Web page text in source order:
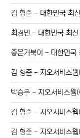
김 형준 - 대한민국 최
최경민 - 대한민국 최
좋은거북이 - 대한민국
김 형준 -지오서비스
박승우 -지오서비스
김 형준 -지오서비스
김 형준 -지오서비스